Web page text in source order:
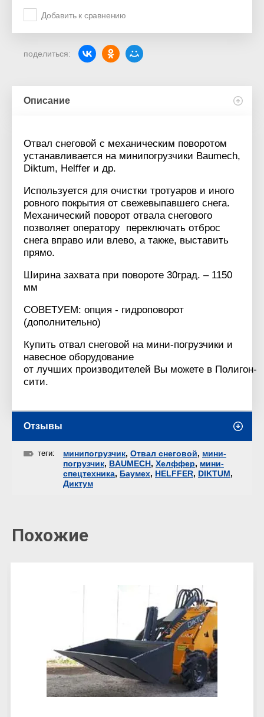
Добавить к сравнению
поделиться:
Описание
Отвал снеговой с механическим поворотом
устанавливается на минипогрузчики Baumech,
Diktum, Helffer и др.
Используется для очистки тротуаров и иного
ровного покрытия от свежевыпавшего снега.
Механический поворот отвала снегового
позволяет оператору переключать отброс
снега вправо или влево, а также, выставить
прямо.
Ширина захвата при повороте 30град. – 1150
мм
СОВЕТУЕМ: опция - гидроповорот
(дополнительно)
Купить отвал снеговой на мини-погрузчики и
навесное оборудование
от лучших производителей Вы можете в Полигон-
сити.
Отзывы
теги: минипогрузчик, Отвал снеговой, мини-
погрузчик, BAUMECH, Хелффер, мини-
спецтехника, Баумех, HELFFER, DIKTUM,
Диктум
Похожие